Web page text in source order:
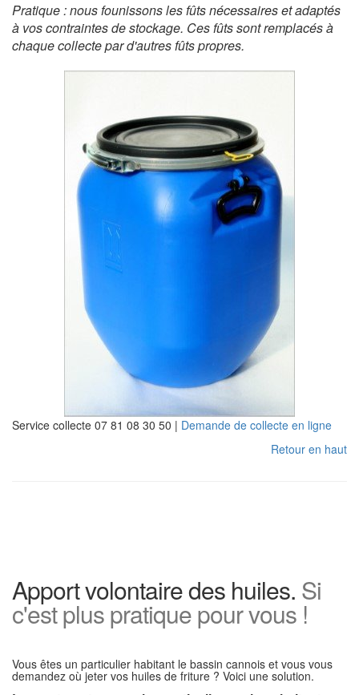
Pratique : nous founissons les fûts nécessaires et adaptés
à vos contraintes de stockage. Ces fûts sont remplacés à
chaque collecte par d'autres fûts propres.
Service collecte 07 81 08 30 50 | Demande de collecte en ligne
Retour en haut
Apport volontaire des huiles. Si
c'est plus pratique pour vous !
Vous êtes un particulier habitant le bassin cannois et vous vous
demandez où jeter vos huiles de friture ? Voici une solution.